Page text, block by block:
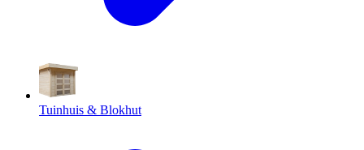
Tuinhuis & Blokhut